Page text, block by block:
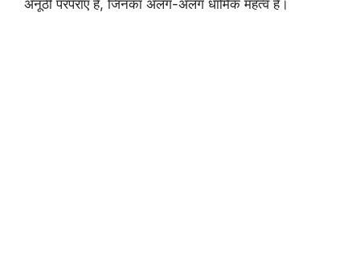
अनूठी परंपराएं हैं, जिनका अलग-अलग धार्मिक महत्व है।